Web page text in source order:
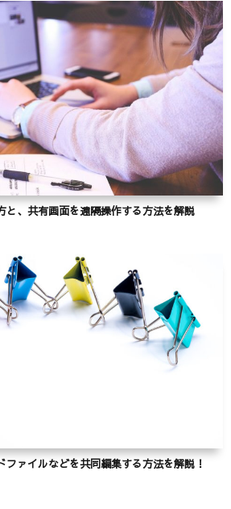
と、共有画面を遠隔操作する方法を解説
ァイルなどを共同編集する方法を解説！